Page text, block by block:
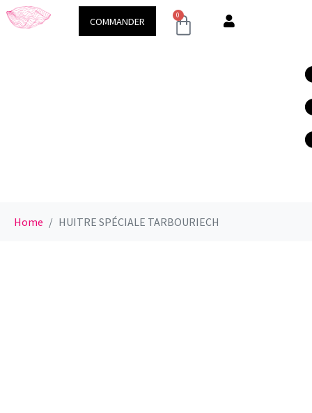
COMMANDER
0
Home HUITRE SPÉCIALE TARBOURIECH